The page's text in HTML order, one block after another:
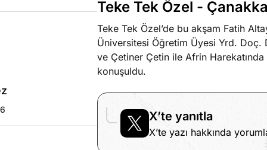
umutlu olduğumu bilmek
Köşe Yazıları
Teke Tek Özel -
Teke Tek Özel’de bu akşam Fatih
Üniversitesi Öğretim Üyesi Yrd. Doç.
ve Çetiner Çetin ile Afrin
konuşuldu.
X’te yanıtla
X’te yazı hakkında